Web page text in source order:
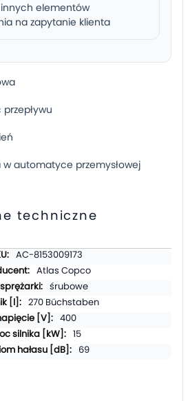
elementów
na zapytanie klienta
automatyce przemysłowej
techniczne
AC-8153009173
Atlas Copco
śrubowe
270 Büchstaben
400
15
69